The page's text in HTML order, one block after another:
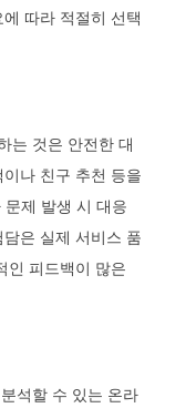
따라 적절히 선택
는 것은 안전한 대
나 친구 추천 등을
제 발생 시 대응
은 실제 서비스 품
인 피드백이 많은
석할 수 있는 온라